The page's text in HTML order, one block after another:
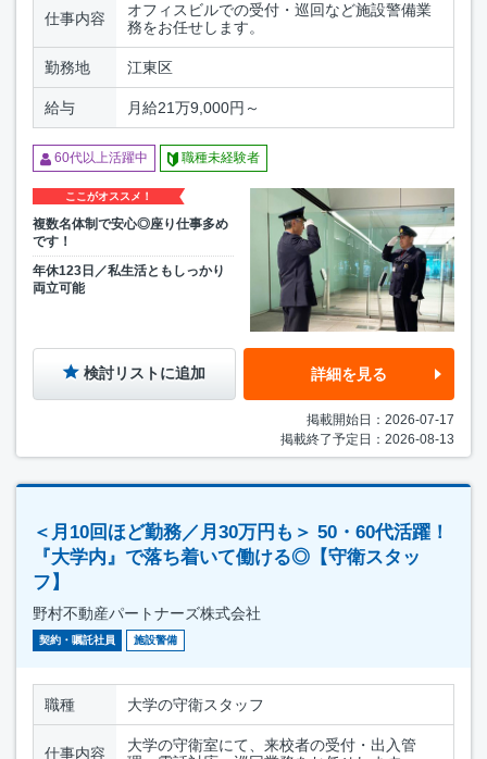
仕事内容
オフィスビルでの受付・巡回など施設警備業
務をお任せします。
勤務地 江東区
給与 月給21万9,000円～
60代以上活躍中 職種未経験者
ここがオススメ！
複数名体制で安心◎座り仕事多め
です！
年休123日／私生活ともしっかり
両立可能
検討リストに追加 詳細を見る
掲載開始日：2026-07-17
掲載終了予定日：2026-08-13
＜月10回ほど勤務／月30万円も＞ 50・60代活躍！
『大学内』で落ち着いて働ける◎【守衛スタッ
フ】
野村不動産パートナーズ株式会社
契約・嘱託社員 施設警備
職種 大学の守衛スタッフ
仕事内容
大学の守衛室にて、来校者の受付・出入管